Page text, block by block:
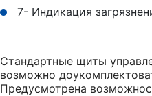
7- Индикация
Стандартные щиты
возможно
Предусмотрена